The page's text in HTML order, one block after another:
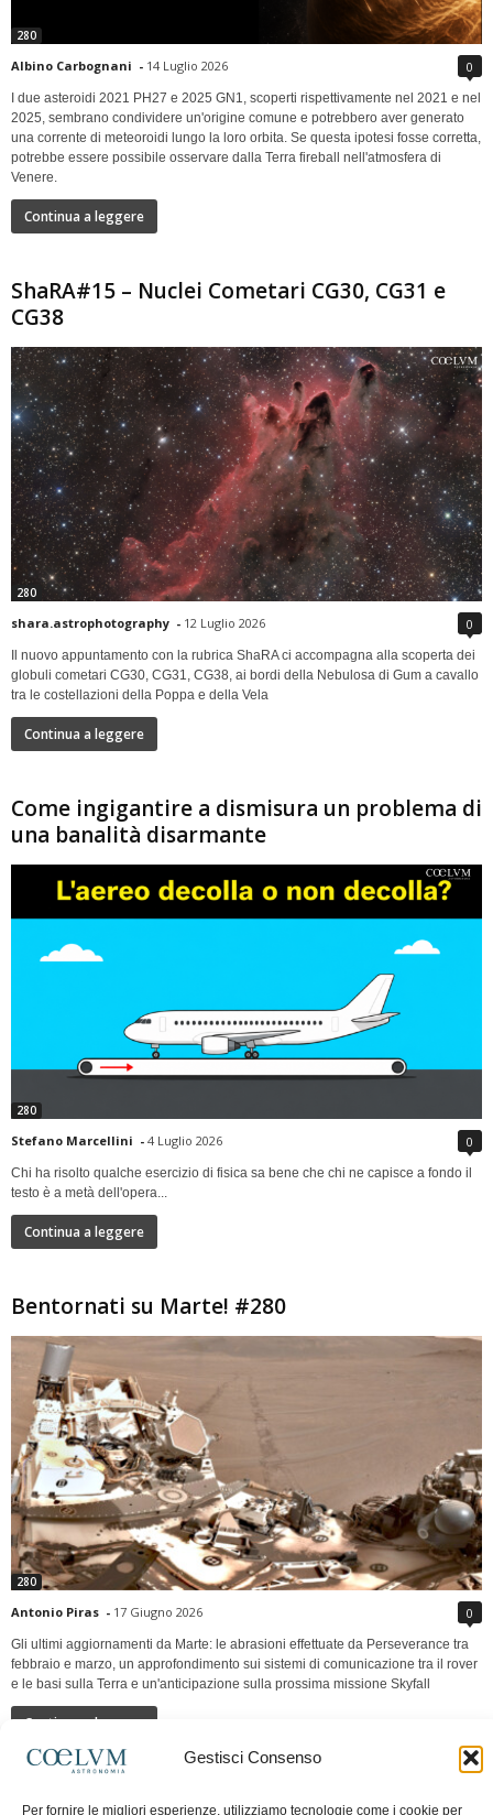
Gestisci Consenso
Per fornire le migliori esperienze, utilizziamo tecnologie come i cookie per
280
Albino Carbognani - 14 Luglio 2026 0
I due asteroidi 2021 PH27 e 2025 GN1, scoperti rispettivamente nel 2021 e nel
2025, sembrano condividere un'origine comune e potrebbero aver generato
una corrente di meteoroidi lungo la loro orbita. Se questa ipotesi fosse corretta,
potrebbe essere possibile osservare dalla Terra fireball nell'atmosfera di
Venere.
Continua a leggere
ShaRA#15 – Nuclei Cometari CG30, CG31 e
CG38
280
shara.astrophotography - 12 Luglio 2026 0
Il nuovo appuntamento con la rubrica ShaRA ci accompagna alla scoperta dei
globuli cometari CG30, CG31, CG38, ai bordi della Nebulosa di Gum a cavallo
tra le costellazioni della Poppa e della Vela
Continua a leggere
Come ingigantire a dismisura un problema di
una banalità disarmante
280
Stefano Marcellini - 4 Luglio 2026 0
Chi ha risolto qualche esercizio di fisica sa bene che chi ne capisce a fondo il
testo è a metà dell'opera...
Continua a leggere
Bentornati su Marte! #280
280
Antonio Piras - 17 Giugno 2026 0
Gli ultimi aggiornamenti da Marte: le abrasioni effettuate da Perseverance tra
febbraio e marzo, un approfondimento sui sistemi di comunicazione tra il rover
e le basi sulla Terra e un'anticipazione sulla prossima missione Skyfall
Continua a leggere